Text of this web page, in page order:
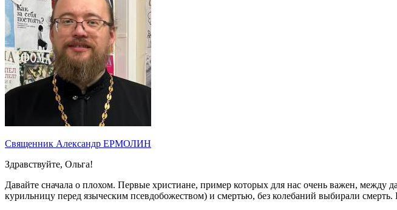
Священник Александр ЕРМОЛИН
Здравствуйте, Ольга!
Давайте сначала о плохом. Первые христиане, пример которых для нас очень важен, между
курильницу перед языческим псевдобожеством) и смертью, без колебаний выбирали